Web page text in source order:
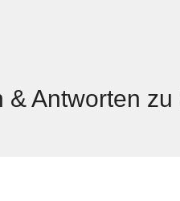
& Antworten zu